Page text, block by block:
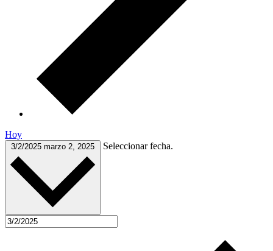
Hoy
3/2/2025 marzo 2, 2025 Seleccionar fecha.